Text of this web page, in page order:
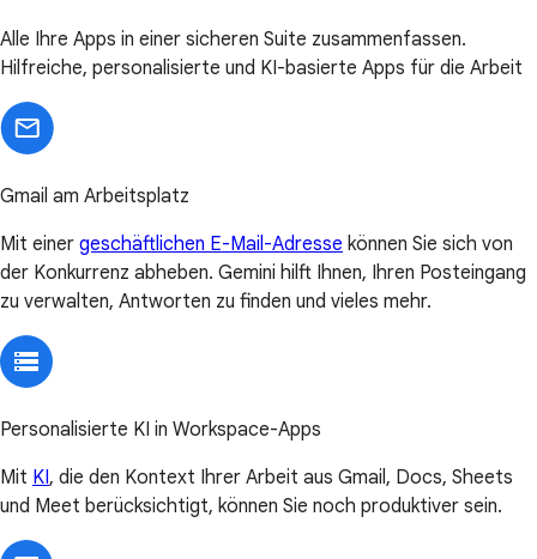
Alle Ihre Apps in einer sicheren Suite zusammenfassen.
Hilfreiche, personalisierte und KI-basierte Apps für die Arbeit
Gmail am Arbeitsplatz
Mit einer geschäftlichen E-Mail-Adresse können Sie sich von
der Konkurrenz abheben. Gemini hilft Ihnen, Ihren Posteingang
zu verwalten, Antworten zu finden und vieles mehr.
Personalisierte KI in Workspace-Apps
Mit KI, die den Kontext Ihrer Arbeit aus Gmail, Docs, Sheets
und Meet berücksichtigt, können Sie noch produktiver sein.